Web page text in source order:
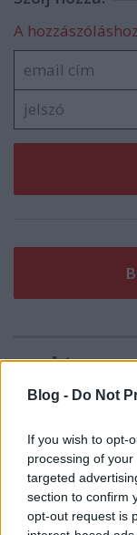
Blog - Do Not
If you wish to opt-
processing of
targeted
section to confirm
opt-out request is
A
8 éve
@belert :